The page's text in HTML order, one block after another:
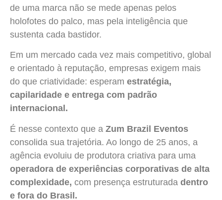
de uma marca não se mede apenas pelos
holofotes do palco, mas pela inteligência que
sustenta cada bastidor.
Em um mercado cada vez mais competitivo, global
e orientado à reputação, empresas exigem mais
do que criatividade: esperam estratégia,
capilaridade e entrega com padrão
internacional.
É nesse contexto que a Zum Brazil Eventos
consolida sua trajetória. Ao longo de 25 anos, a
agência evoluiu de produtora criativa para uma
operadora de experiências corporativas de alta
complexidade, com presença estruturada dentro
e fora do Brasil.